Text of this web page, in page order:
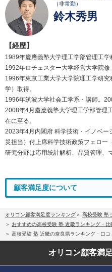
（非常勤）
鈴木秀男
【経歴】
1989年慶應義塾大学理工学部管理工学
1992年ロチェスター大学経営大学院修
1996年東京工業大学大学院理工学研
学）取得。
1996年筑波大学社会工学系・講師。
2008年4月慶應義塾大学理工学部管理
在に至る。
2023年4月内閣府 科学技術・イノベ
災担当）付上席科学技術政策フェロー
研究分野は応用統計解析、品質管理、
顧客満足度について
オリコン顧客満足度ランキング
高校受験 塾
おすすめの高校受験 塾 近畿ランキング・比
高校受験 塾 近畿の奈良県ランキング・口コ
オリコン顧客満